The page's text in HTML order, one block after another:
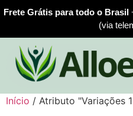
Frete Grátis para todo o Brasil
(via
Início / Atributo "Variações